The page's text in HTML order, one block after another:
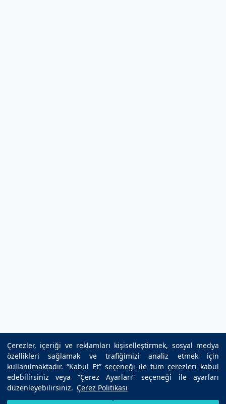
Çerezler, içeriği ve reklamları kişiselleştirmek, sosyal medya
özellikleri sağlamak ve trafiğimizi analiz etmek için
kullanılmaktadır. “Kabul Et” seçeneği ile tüm çerezleri kabul
edebilirsiniz veya “Çerez Ayarları” seçeneği ile ayarları
düzenleyebilirsiniz. Çerez Politikası